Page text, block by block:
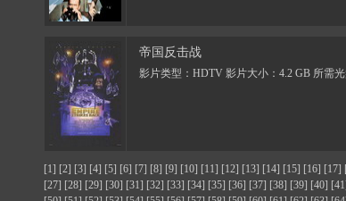
帝国反击战
影片类型：HDTV 影片大小：4.2 GB 所需
[1] [2] [3] [4] [5] [6] [7] [8] [9] [10] [11] [12] [13] [14] [15] [16] [17]
[27] [28] [29] [30] [31] [32] [33] [34] [35] [36] [37] [38] [39] [40] [41]